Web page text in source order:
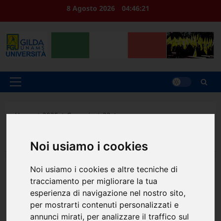
Noi usiamo i cookies
Noi usiamo i cookies e altre tecniche di
tracciamento per migliorare la tua
esperienza di navigazione nel nostro sito,
per mostrarti contenuti personalizzati e
annunci mirati, per analizzare il traffico sul
8 Agosto 2026 04:46:22
Menu
Home
2025 Gennaio
23
COMUNICATO STAMPA